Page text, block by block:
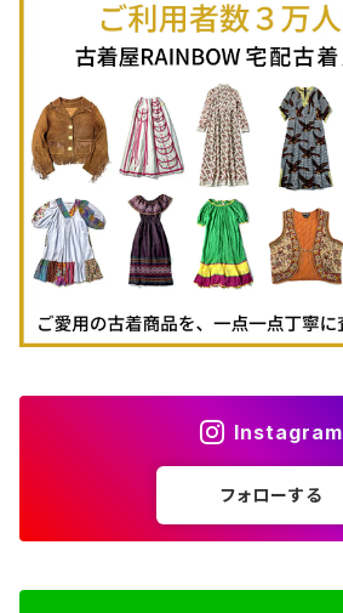
古着長袖ポロシャツ
古着スウェット
古着パーカー
古着タンクトップ
古着羽織り
Instagram
フォローする